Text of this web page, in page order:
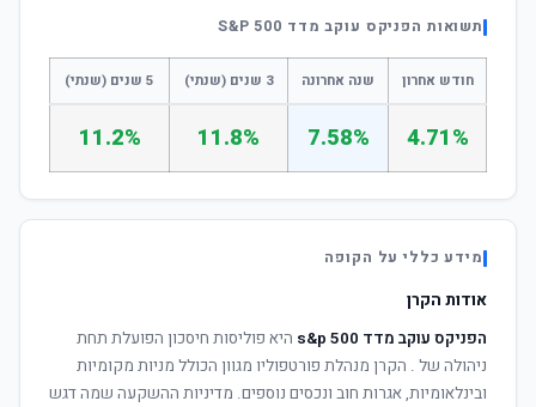
תשואות הפניקס עוקב מדד S&P 500
חודש אחרון שנה אחרונה 3 שנים (שנתי) 5 שנים (שנתי)
4.71%
7.58%
11.8%
11.2%
מידע כללי על הקופה
אודות הקרן
הפניקס עוקב מדד s&p 500
היא פוליסות חיסכון הפועלת תחת
ניהולה של . הקרן מנהלת פורטפוליו מגוון הכולל מניות מקומיות
ובינלאומיות, אגרות חוב ונכסים נוספים. מדיניות ההשקעה שמה דגש